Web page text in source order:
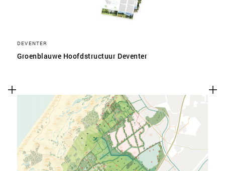
DEVENTER
Groenblauwe Hoofdstructuur Deventer